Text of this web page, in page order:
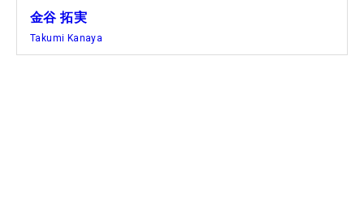
金谷 拓実
Takumi Kanaya